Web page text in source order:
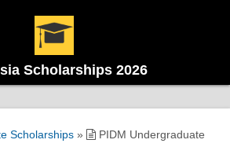
Scholarships 2026
Scholarships »
PIDM Undergraduate